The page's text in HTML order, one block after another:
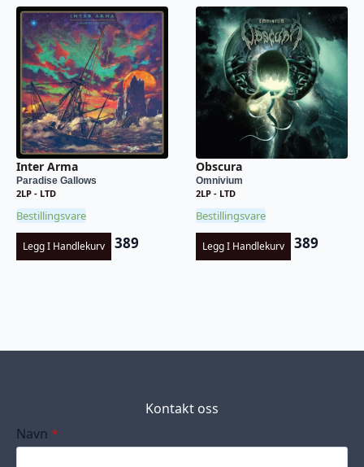
Inter Arma
Paradise Gallows
2LP - LTD
Bestillingsvare
Legg I Handlekurv 389
Obscura
Omnivium
2LP - LTD
Bestillingsvare
Legg I Handlekurv 389
Kontakt oss
Navn *